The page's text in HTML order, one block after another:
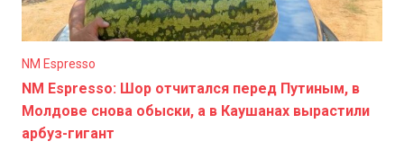
NM Espresso
NM Espresso: Шор отчитался перед Путиным, в
Молдове снова обыски, а в Каушанах вырастили
арбуз-гигант